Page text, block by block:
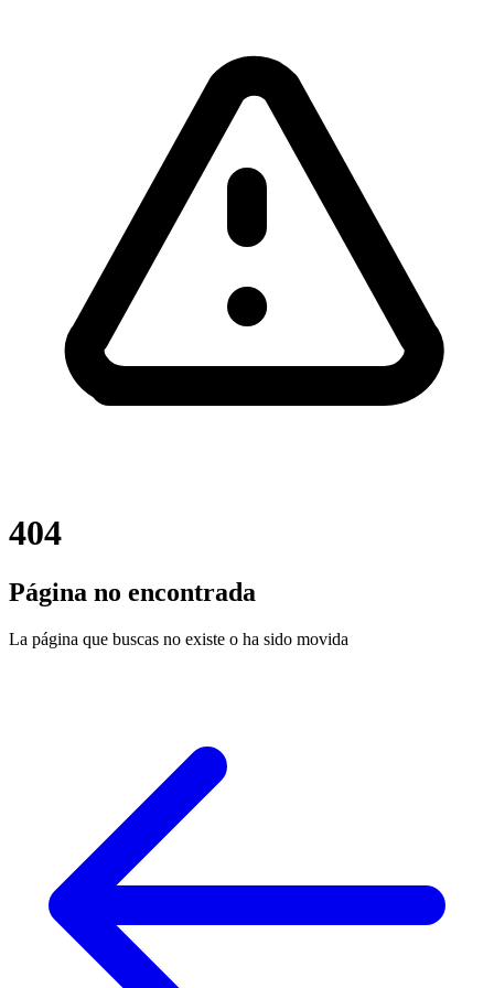
404
Página no encontrada
La página que buscas no existe o ha sido movida